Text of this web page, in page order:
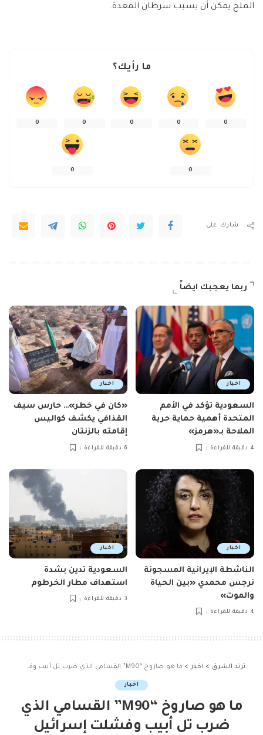
الملح يمكن أن يسبب سرطان المعدة.
ما رأيك؟
0
0
0
0
0
0
0
شارك على
ربما يعجبك ايضاً
اخبار
السعودية تؤكد في الأمم
المتحدة أهمية حماية حرية
الملاحة بـ«هرمز»
4 دقيقة للقراءة
اخبار
«كان في خطر»… حارس سيف
القذافي يكشف كواليس
إقامته بالزنتان
6 دقيقة للقراءة
اخبار
الناشطة الإيرانية المسجونة
نرجس محمدي «بين الحياة
والموت»
4 دقيقة للقراءة
اخبار
السعودية تدين بشدة
استهداف مطار الخرطوم
3 دقيقة للقراءة
ترند الشرق > اخبار > ما هو صاروخ “M90” القسامي الذي ضرب تل أبيب وفشلت إسرائيل باعتراضه؟
اخبار
ما هو صاروخ “M90” القسامي الذي
ضرب تل أبيب وفشلت إسرائيل